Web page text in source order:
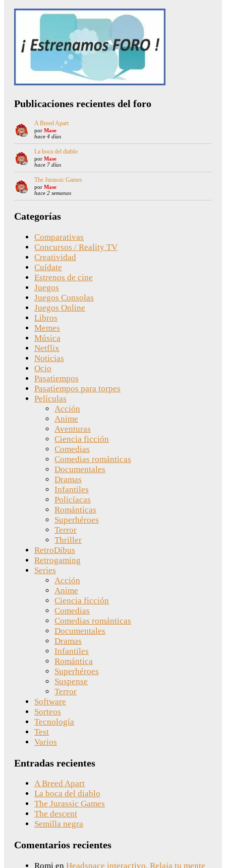
Publicaciones recientes del foro
A Breed Apart
por Mase
hace 4 días
La boca del diablo
por Mase
hace 7 días
The Jurassic Games
por Mase
hace 2 semanas
Categorías
Comparativas
Concursos / Reality TV
Creatividad
Cuídate
Estrenos de cine
Juegos
Juegos Consolas
Juegos Online
Libros
Memes
Música
Netflix
Noticias
Ocio
Pasatiempos
Pasatiempos para torpes
Películas
Acción
Anime
Aventuras
Ciencia ficción
Comedias
Comedias románticas
Documentales
Dramas
Infantiles
Policíacas
Románticas
Superhéroes
Terror
Thriller
RetroDibus
Retrogaming
Series
Acción
Anime
Ciencia ficción
Comedias
Comedias románticas
Documentales
Dramas
Infantiles
Romántica
Superhéroes
Suspense
Terror
Software
Sorteos
Tecnología
Test
Varios
Entradas recientes
A Breed Apart
La boca del diablo
The Jurassic Games
The descent
Semilla negra
Comentarios recientes
Romi en Headspace interactivo. Relaja tu mente